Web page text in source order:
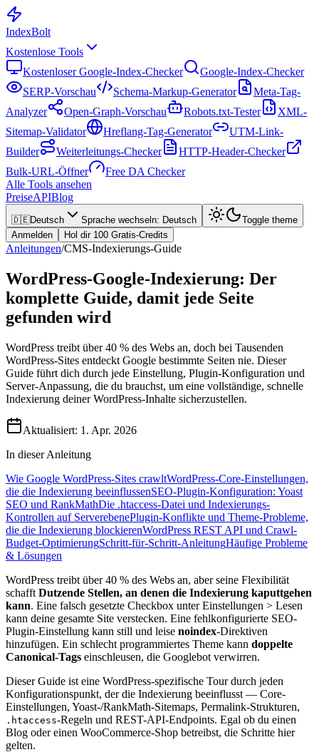
IndexBolt
Kostenlose Tools
Kostenloser Google-Index-Checker
Google-Index-Checker
SERP-Vorschau
Schema-Markup-Generator
Meta-Tag-
Analyzer
Open-Graph-Vorschau Robots.txt-Tester
XML-
Sitemap-Validator
Hreflang-Tag-Generator
UTM-Link-
Builder
Weiterleitungs-Checker
HTTP-Header-Checker
Bulk-URL-Öffner
Free DA Checker
Alle Tools ansehen
PreiseAPIBlog
🇩🇪Deutsch Sprache wechseln: Deutsch
Toggle theme
Anmelden
Hol dir 100 Gratis-Credits
Anleitungen/CMS-Indexierungs-Guide
WordPress-Google-Indexierung: Der
komplette Guide, damit jede Seite
gefunden wird
WordPress treibt über 40 % des Webs an, doch bei Tausenden
WordPress-Sites entdeckt Google bestimmte Seiten nie. Dieser
Guide führt dich durch jede Einstellung, Plugin-Konfiguration und
Server-Anpassung, die du brauchst, um eine vollständige, schnelle
Indexierung deiner WordPress-Inhalte sicherzustellen.
Aktualisiert: 1. Apr. 2026
In dieser Anleitung
Wie Google WordPress-Sites crawltWordPress-Core-Einstellungen,
die die Indexierung beeinflussenSEO-Plugin-Konfiguration: Yoast
SEO und RankMathDie .htaccess-Datei und Indexierungs-
Kontrollen auf ServerebenePlugin-Konflikte und Theme-Probleme,
die die Indexierung blockierenWordPress REST API und Crawl-
Budget-OptimierungSchritt-für-Schritt-AnleitungHäufige Probleme
& Lösungen
WordPress treibt über 40 % des Webs an, aber seine Flexibilität
schafft Dutzende Stellen, an denen die Indexierung kaputtgehen
kann. Eine falsch gesetzte Checkbox unter Einstellungen > Lesen
kann deine gesamte Site verstecken. Eine fehlkonfigurierte SEO-
Plugin-Einstellung kann still und leise noindex-Direktiven
hinzufügen. Ein schlecht programmiertes Theme kann doppelte
Canonical-Tags einschleusen, die Googlebot verwirren.
Dieser Guide ist eine WordPress-spezifische Tour durch jeden
Konfigurationspunkt, der die Indexierung beeinflusst — Core-
Einstellungen, Yoast-/RankMath-Sitemaps, Permalink-Strukturen,
.htaccess-Regeln und REST-API-Endpoints. Egal ob du einen
Blog oder einen WooCommerce-Shop betreibst, die Schritte hier
gelten.